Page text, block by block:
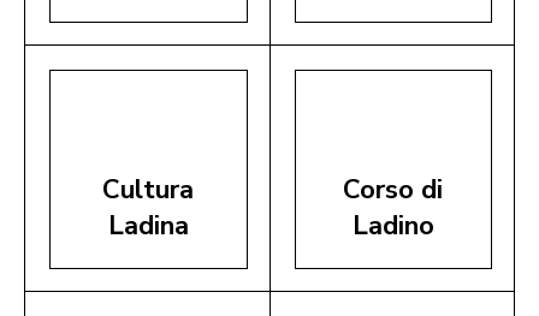
Cultura
Ladina
Corso di
Ladino